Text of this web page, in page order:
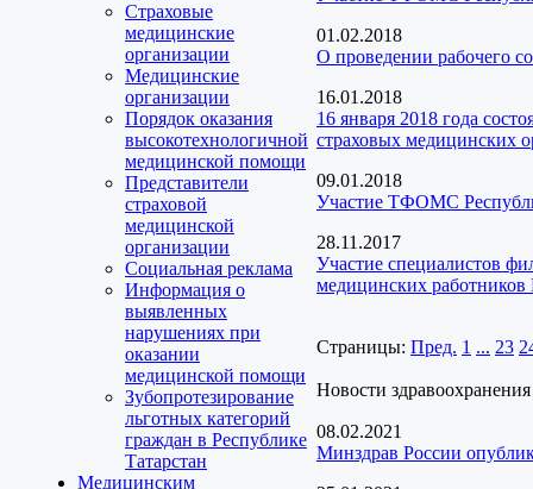
Страховые
медицинские
организации
Медицинские
организации
Порядок оказания
высокотехнологичной
медицинской помощи
Представители
страховой
медицинской
организации
Социальная реклама
Информация о
выявленных
нарушениях при
оказании
медицинской помощи
Зубопротезирование
льготных категорий
граждан в Республике
Татарстан
Медицинским
01.02.2018
О проведении рабочего
16.01.2018
16 января 2018 года
страховых медицинских
09.01.2018
Участие ТФОМС
28.11.2017
Участие специалистов
медицинских работников
Страницы: Пред. 1 ... 23
Новости здравоохранения
08.02.2021
Минздрав России